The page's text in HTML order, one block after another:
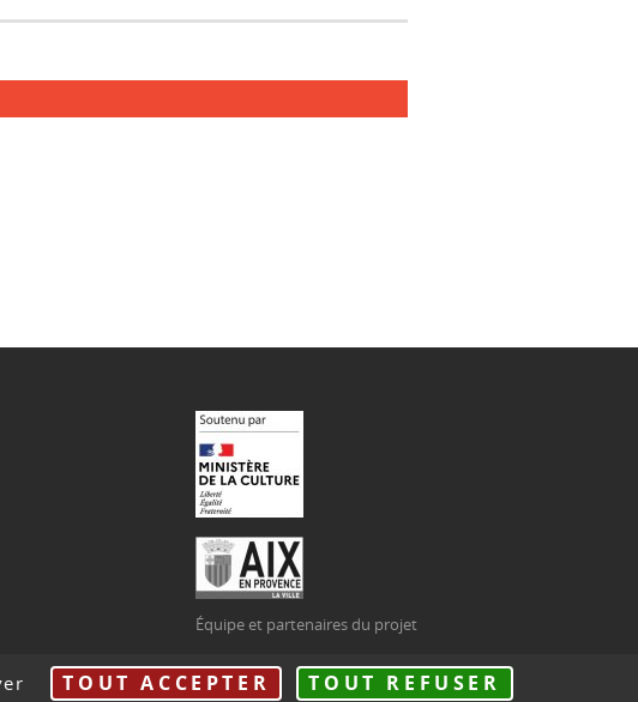
Équipe et partenaires du projet
Haut de page
TOUT ACCEPTER TOUT REFUSER